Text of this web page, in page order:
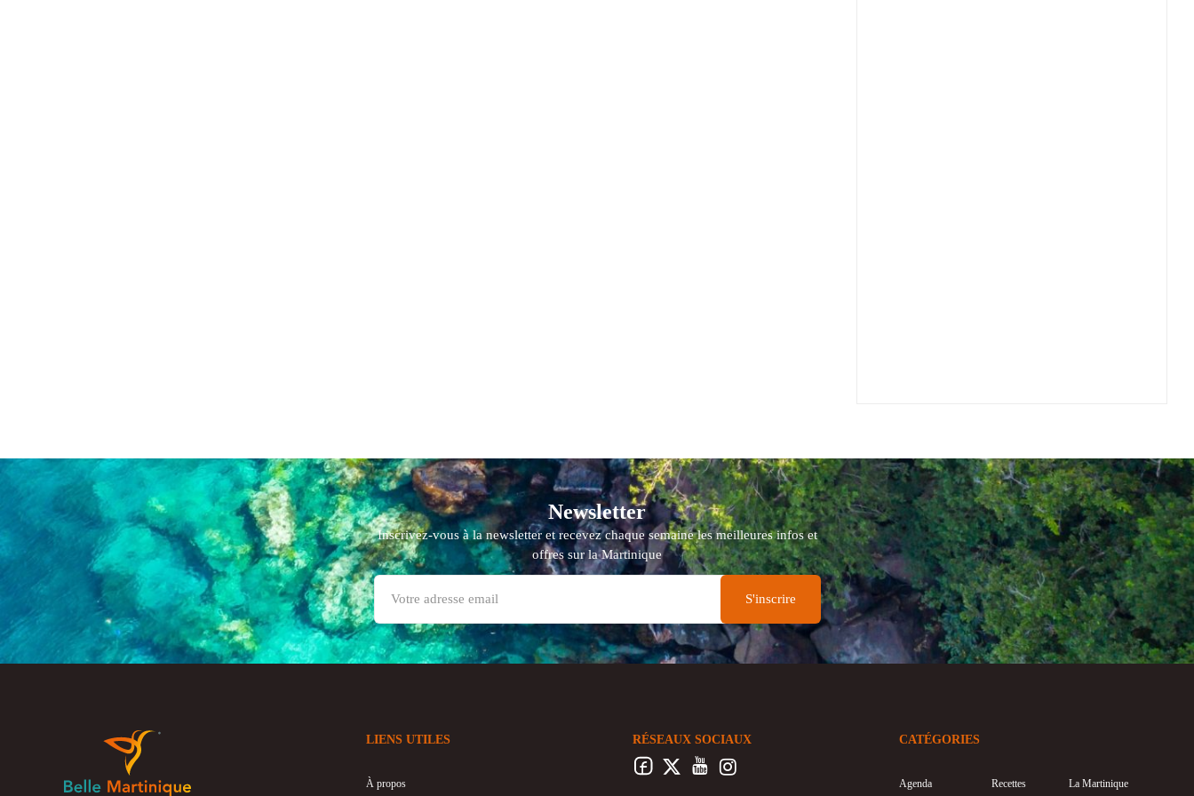
Newsletter
Inscrivez-vous à la newsletter et recevez chaque semaine les meilleures infos et
offres sur la Martinique
LIENS UTILES
À propos
RÉSEAUX SOCIAUX CATÉGORIES
Agenda Recettes La Martinique